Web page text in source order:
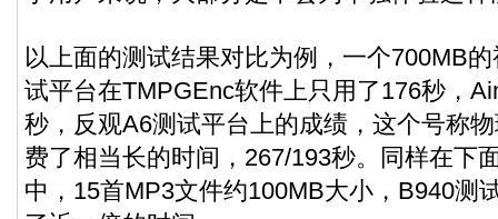
以上面的测试结果对比为例，一个700MB
试平台在TMPGEnc软件上只用了176秒，
秒，反观A6测试平台上的成绩，这个号称
费了相当长的时间，267/193秒。同样在下
中，15首MP3文件约100MB大小，B940测